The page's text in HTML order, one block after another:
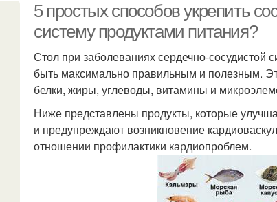
5 простых способов укрепить
систему продуктами питания?
Стол при заболеваниях сердечно-сосудистой
быть максимально правильным и полезным.
белки, жиры, углеводы, витамины и
Ниже представлены продукты, которые
и предупреждают возникновение
отношении профилактики кардиопроблем.